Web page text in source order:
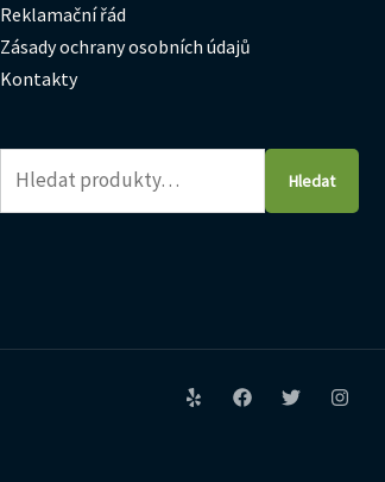
Reklamační řád
Zásady ochrany osobních údajů
Kontakty
Hledat